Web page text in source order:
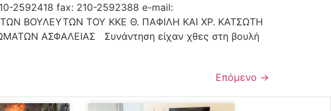
2592418 fax: 210-2592388 e-mail:
ΒΟΥΛΕΥΤΩΝ ΤΟΥ ΚΚΕ Θ. ΠΑΦΙΛΗ ΚΑΙ ΧΡ. ΚΑΤΣΩΤΗ
ΑΣΦΑΛΕΙΑΣ Συνάντηση είχαν χθες στη βουλή
Επόμενο →